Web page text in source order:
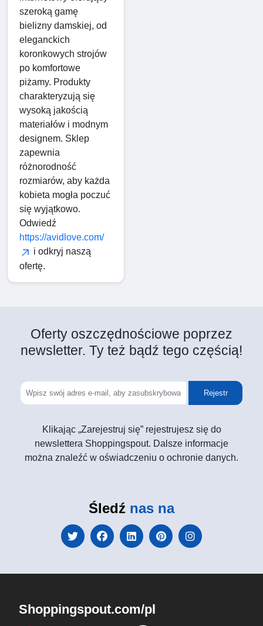
szeroką gamę
bielizny damskiej, od
eleganckich
koronkowych strojów
po komfortowe
piżamy. Produkty
charakteryzują się
wysoką jakością
materiałów i modnym
designem. Sklep
zapewnia
różnorodność
rozmiarów, aby każda
kobieta mogła poczuć
się wyjątkowo.
Odwiedź
https://avidlove.com/
i odkryj naszą
ofertę.
Oferty oszczędnościowe poprzez
newsletter. Ty też bądź tego częścią!
Rejestr
Klikając „Zarejestruj się” rejestrujesz się do
newslettera Shoppingspout. Dalsze informacje
można znaleźć w oświadczeniu o ochronie danych.
Śledź nas na
Shoppingspout.com/pl